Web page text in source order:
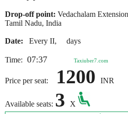
Drop-off point: Vedachalam
Tamil Nadu, India
Date: Every II, days
Time: 07:37 Taxiuber7.com
Price per seat: 1200 INR
Available seats: 3
X